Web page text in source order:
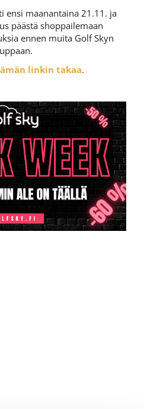
ensi maanantaina 21.11. ja
päästä shoppailemaan
ennen muita Golf Skyn
linkin takaa.